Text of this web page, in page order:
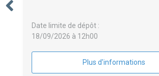
Date limite de dépôt :
18/09/2026 à 12h00
Plus d'informations